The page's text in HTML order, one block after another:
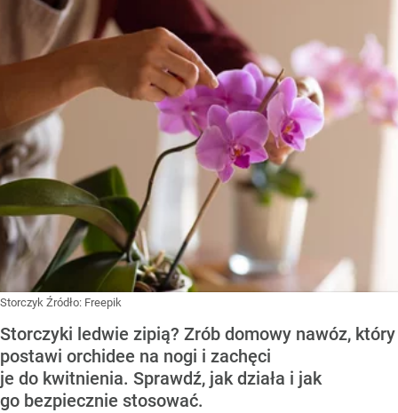
Storczyk Źródło: Freepik
Storczyki ledwie zipią? Zrób domowy nawóz, który
postawi orchidee na nogi i zachęci
je do kwitnienia. Sprawdź, jak działa i jak
go bezpiecznie stosować.